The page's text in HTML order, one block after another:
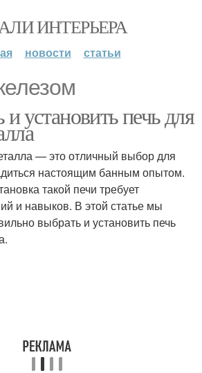
ИНТЕРЬЕРА
новости статьи
установить печь для
— это отличный выбор для
настоящим банным опытом.
такой печи требует
и навыков. В этой статье мы
выбрать и установить печь